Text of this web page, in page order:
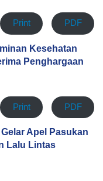
Print PDF
Kesehatan
Penghargaan
Print PDF
Apel Pasukan
Lalu Lintas